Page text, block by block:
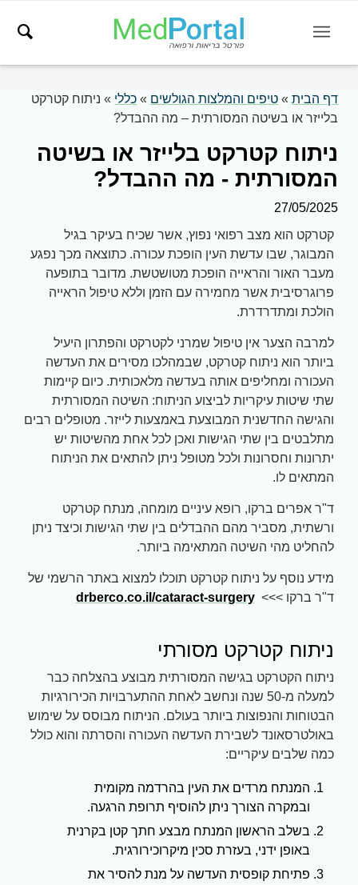
דף הבית» טיפים והמלצות הגולשים » כללי » ניתוח קטרקט
בלייזר או בשיטה המסורתית – מה ההבדל?
ניתוח קטרקט בלייזר או בשיטה
המסורתית - מה ההבדל?
27/05/2025
קטרקט הוא מצב רפואי נפוץ, אשר שכיח בעיקר בגיל
המבוגר, שבו עדשת העין הופכת עכורה. כתוצאה מכך נפגע
מעבר האור והראייה הופכת מטושטשת. מדובר בתופעה
פרוגרסיבית אשר מחמירה עם הזמן וללא טיפול הראייה
הולכת ומתדרדרת.
למרבה הצער אין טיפול שמרני לקטרקט והפתרון היעיל
ביותר הוא ניתוח קטרקט, שבמהלכו מסירים את העדשה
העכורה ומחליפים אותה בעדשה מלאכותית. כיום קיימות
שתי שיטות עיקריות לביצוע הניתוח: השיטה המסורתית
והגישה החדשנית המבוצעת באמצעות לייזר. מטופלים רבים
מתלבטים בין שתי הגישות ואכן לכל אחת מהשיטות יש
יתרונות וחסרונות ולכל מטופל ניתן להתאים את הניתוח
המתאים לו.
ד"ר אפרים ברקו, רופא עיניים מומחה, מנתח קטרקט
ורשתית, מסביר מהם ההבדלים בין שתי הגישות וכיצד ניתן
להחליט מהי השיטה המתאימה ביותר.
מידע נוסף על ניתוח קטרקט תוכלו למצוא באתר הרשמי של
ד"ר ברקו >>>drberco.co.il/cataract-surgery
ניתוח קטרקט מסורתי
ניתוח הקטרקט בגישה המסורתית מבוצע בהצלחה כבר
למעלה מ-50 שנה ונחשב לאחת ההתערבויות הכירורגיות
הבטוחות והנפוצות ביותר בעולם. הניתוח מבוסס על שימוש
באולטרסאונד לשבירת העדשה העכורה והסרתה והוא כולל
כמה שלבים עיקריים:
המנתח מרדים את העין בהרדמה מקומית
ובמקרה הצורך ניתן להוסיף תרופת הרגעה.
בשלב הראשון המנתח מבצע חתך קטן בקרנית
באופן ידני, בעזרת סכין מיקרוכירורגית.
פתיחת קופסית העדשה על מנת להסיר את